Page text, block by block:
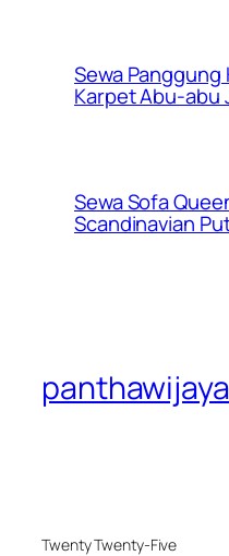
Sewa Panggung
Karpet Abu-abu
Sewa Sofa
Scandinavian
Twenty Twenty-Five